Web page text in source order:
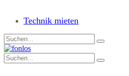
Technik mieten